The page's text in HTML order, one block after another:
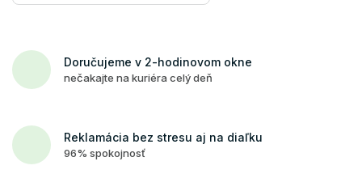
Doručujeme v 2-hodinovom okne
nečakajte na kuriéra celý deň
Reklamácia bez stresu aj na diaľku
96% spokojnosť